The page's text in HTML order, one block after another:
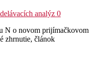
analýz 0
N o novom prijímačkovom
zhrnutie, článok